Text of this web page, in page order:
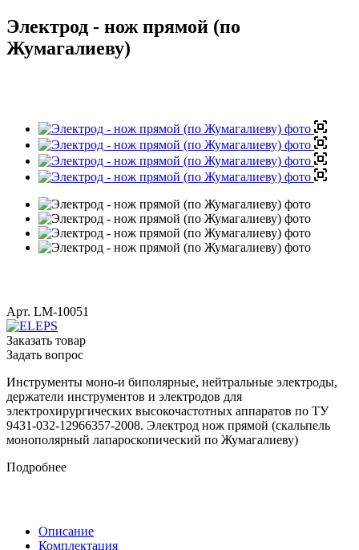
Электрод - нож прямой (по
Жумагалиеву)
Арт. LM-10051
Заказать товар
Задать вопрос
Инструменты моно-и биполярные, нейтральные электроды,
держатели инструментов и электродов для
электрохирургических высокочастотных аппаратов по ТУ
9431-032-12966357-2008. Электрод нож прямой (скальпель
монополярный лапароскопический по Жумагалиеву)
Подробнее
Описание
Комплектация